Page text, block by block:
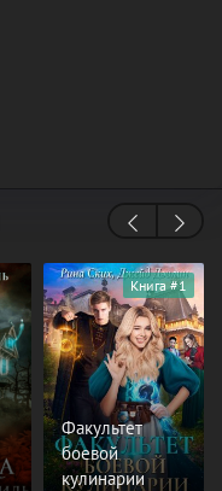
Факультет
боевой
кулинарии
Книга #1